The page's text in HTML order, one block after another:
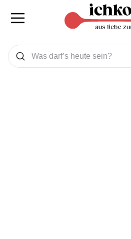
Was wollen Sie suchen
Suchen